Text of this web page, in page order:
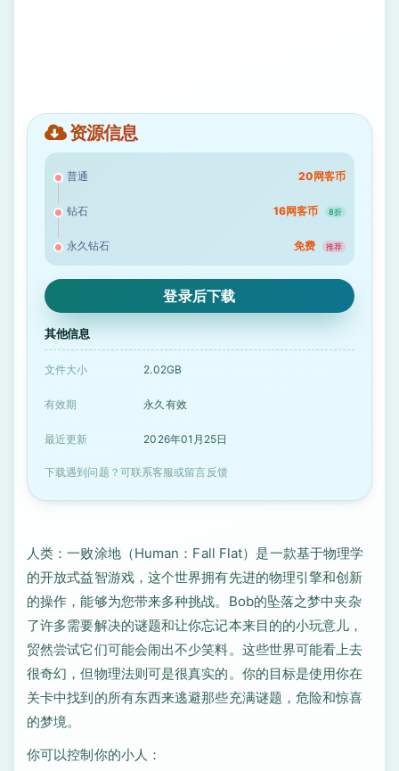
资源信息
普通 20网客币
钻石 16网客币 8折
永久钻石 免费 推荐
登录后下载
其他信息
文件大小 2.02GB
有效期 永久有效
最近更新 2026年01月25日
下载遇到问题？可联系客服或留言反馈
人类：一败涂地（Human：Fall Flat）是一款基于物理学
的开放式益智游戏，这个世界拥有先进的物理引擎和创新
的操作，能够为您带来多种挑战。Bob的坠落之梦中夹杂
了许多需要解决的谜题和让你忘记本来目的的小玩意儿，
贸然尝试它们可能会闹出不少笑料。这些世界可能看上去
很奇幻，但物理法则可是很真实的。你的目标是使用你在
关卡中找到的所有东西来逃避那些充满谜题，危险和惊喜
的梦境。
你可以控制你的小人：